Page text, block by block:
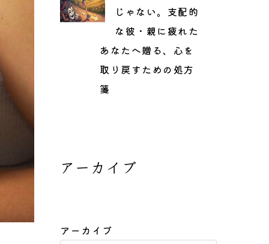
じゃない。支配的
な彼・親に疲れた
あなたへ贈る、心を
取り戻すための処方
箋
アーカイブ
アーカイブ